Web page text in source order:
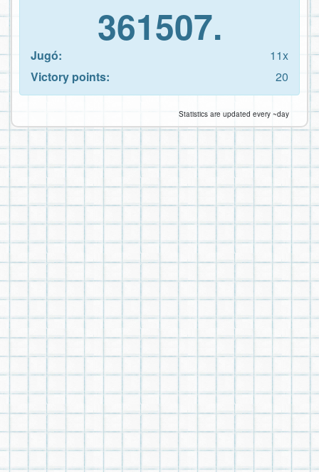
361507.
Jugó:
11x
Victory points:
20
Statistics are updated every ~day